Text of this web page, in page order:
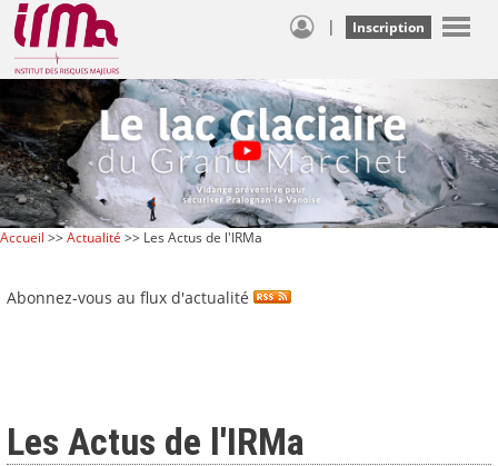
| Inscription
Accueil >>Actualité >> Les Actus de l'IRMa
Abonnez-vous au flux d'actualité
Les Actus de l'IRMa